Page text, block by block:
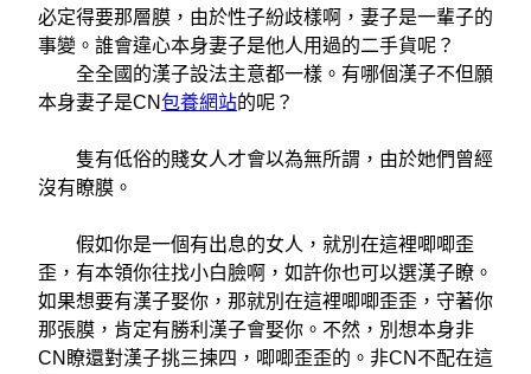
必定得要那層膜，由於性子紛歧樣啊，妻子是一輩子的
事變。誰會違心本身妻子是他人用過的二手貨呢？
全全國的漢子設法主意都一樣。有哪個漢子不但願
本身妻子是CN包養網站的呢？
隻有低俗的賤女人才會以為無所謂，由於她們曾經
沒有瞭膜。
假如你是一個有出息的女人，就別在這裡唧唧歪
歪，有本領你往找小白臉啊，如許你也可以選漢子瞭。
如果想要有漢子娶你，那就別在這裡唧唧歪歪，守著你
那張膜，肯定有勝利漢子會娶你。不然，別想本身非
CN瞭還對漢子挑三揀四，唧唧歪歪的。非CN不配在這